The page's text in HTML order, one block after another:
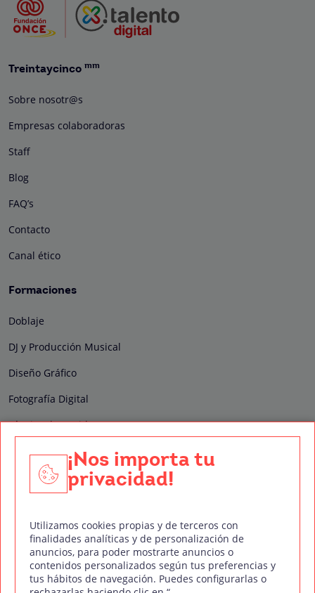
Treintaycinco mm
Sobre nosotr@s
Empresas colaboradoras
Staff
Blog
FAQ’s
Contacto
Canal ético
Formaciones
Doblaje
DJ y Producción Musical
Diseño Gráfico
Fotografía Digital
Técnico de Sonido
Edición y Postproducción de Vídeo
Nuestros sellos de calidad
Síguenos en Redes Sociales
¡Nos importa tu
privacidad!
Utilizamos cookies propias y de terceros con
finalidades analíticas y de personalización de
anuncios, para poder mostrarte anuncios o
contenidos personalizados según tus preferencias y
tus hábitos de navegación. Puedes configurarlas o